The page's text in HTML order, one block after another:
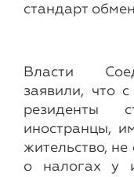
стандарт
Власти
заявили, что
резиденты
иностранцы,
жительство,
о налогах у